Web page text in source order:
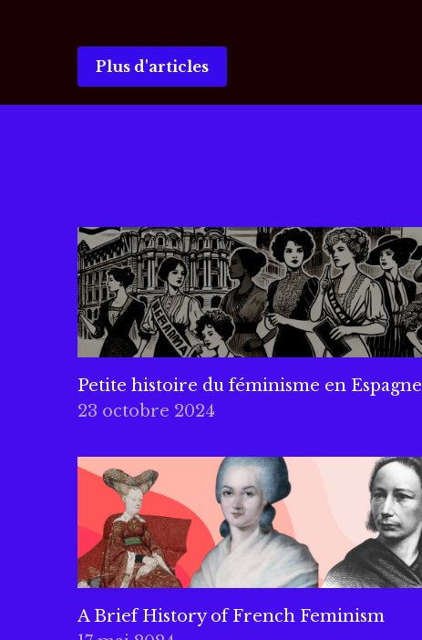
Plus d'articles
Petite histoire du féminisme en Espagne
23 octobre 2024
A Brief History of French Feminism